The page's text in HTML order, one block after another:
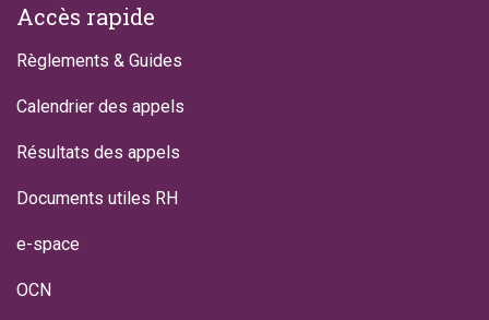
Footer
Accès rapide
Règlements & Guides
Calendrier des appels
Résultats des appels
Documents utiles RH
e-space
OCN